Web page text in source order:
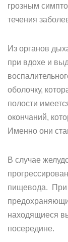
грозным
течения
Из органов
при вдохе и
оболочку,
полости
окончаний,
Именно они
В случае
пищевода. При
находящиеся
посередине.